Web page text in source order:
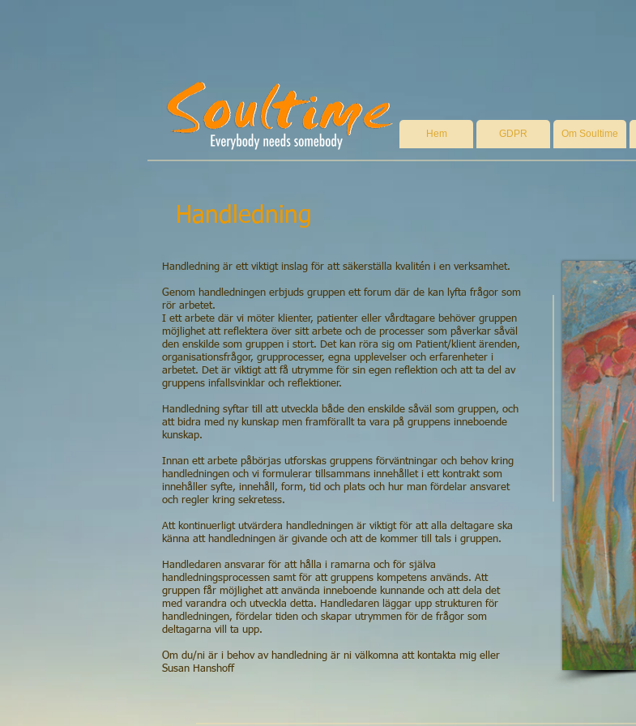
Hem GDPR Om Soultime
​Handledning
Handledning är ett viktigt inslag för att säkerställa kvalitén i en verksamhet.
Genom handledningen erbjuds gruppen ett forum där de kan lyfta frågor som
rör arbetet.
I ett arbete där vi möter klienter, patienter eller vårdtagare behöver gruppen
möjlighet att reflektera över sitt arbete och de processer som påverkar såväl
den enskilde som gruppen i stort. Det kan röra sig om Patient/klient ärenden,
organisationsfrågor, grupprocesser, egna upplevelser och erfarenheter i
arbetet. Det är viktigt att få utrymme för sin egen reflektion och att ta del av
gruppens infallsvinklar och reflektioner.
Handledning syftar till att utveckla både den enskilde såväl som gruppen, och
att bidra med ny kunskap men framförallt ta vara på gruppens inneboende
kunskap.
Innan ett arbete påbörjas utforskas gruppens förväntningar och behov kring
handledningen och vi formulerar tillsammans innehållet i ett kontrakt som
innehåller syfte, innehåll, form, tid och plats och hur man fördelar ansvaret
och regler kring sekretess.
Att kontinuerligt utvärdera handledningen är viktigt för att alla deltagare ska
känna att handledningen är givande och att de kommer till tals i gruppen.
Handledaren ansvarar för att hålla i ramarna och för själva
handledningsprocessen samt för att gruppens kompetens används. Att
gruppen får möjlighet att använda inneboende kunnande och att dela det
med varandra och utveckla detta. Handledaren läggar upp strukturen för
handledningen, fördelar tiden och skapar utrymmen för de frågor som
deltagarna vill ta upp.
Om du/ni är i behov av handledning är ni välkomna att kontakta mig eller
Susan Hanshoff